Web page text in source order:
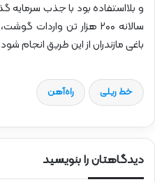
و بلااستفاده بود با جذب سرمایه
سالانه ۲۰۰ هزار تن
باغی مازندران از این طریق انجام شود.
خط ریلی راه‌آهن
دیدگاهتان را بنویسید